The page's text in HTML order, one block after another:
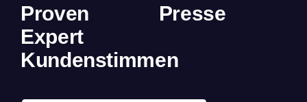
Proven
Expert
Kundenstimmen
Presse